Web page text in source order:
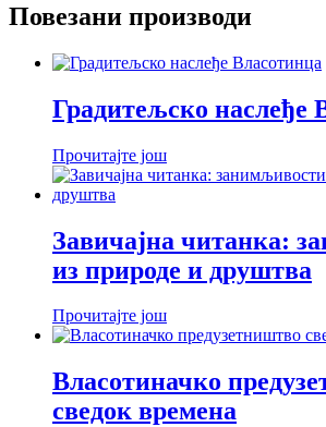
Повезани производи
Градитељско наслеђе
Прочитајте још
Завичајна читанка:
из природе и друштва
Прочитајте још
Власотиначко
сведок времена